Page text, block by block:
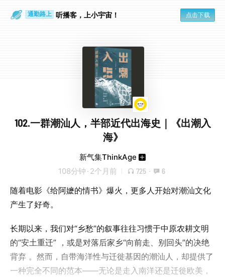
通勤路上 听播客，上小宇宙！ 点击下载
102.一群潮汕人，半部近代出海史｜《出潮入
海》
新气集ThinkAge
108分钟 · 2个月前 725 · 6
随着电影《给阿嬷的情书》爆火，更多人开始对潮汕文化
产生了好奇。
长期以来，我们对“乡愁”的叙事往往习惯于中原农耕文明
的“安土重迁” ，或是对落后家乡“向前走、别回头”的决绝
背弃 。然而，自带海洋性与迁徙基因的潮汕人，却提供了
一种完全不同的范本——无论是走入南洋还是迁徙欧美，